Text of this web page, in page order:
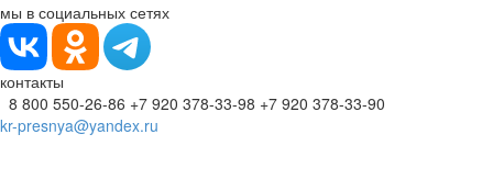
мы в социальных сетях
контакты
8 800 550-26-86 +7 920 378-33-98 +7 920 378-33-90
kr-presnya@yandex.ru